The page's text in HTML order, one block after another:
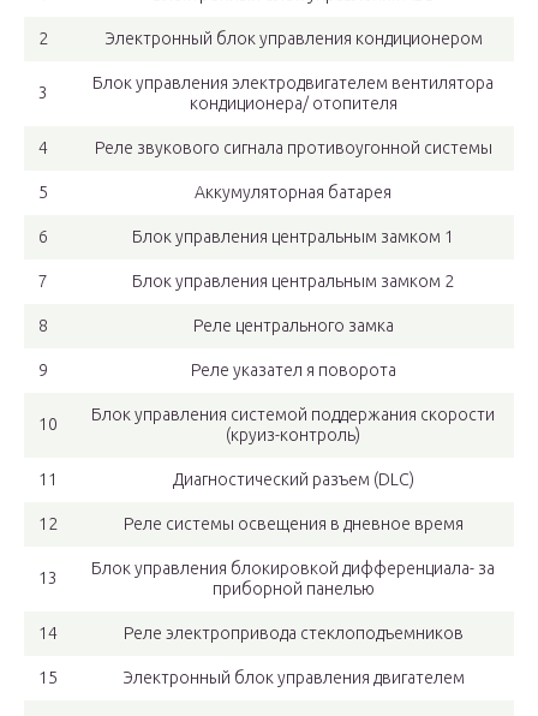
2 Электронный блок управления кондиционером
3
Блок управления электродвигателем вентилятора
кондиционера/ отопителя
4 Реле звукового сигнала противоугонной системы
5 Аккумуляторная батарея
6 Блок управления центральным замком 1
7 Блок управления центральным замком 2
8 Реле центрального замка
9 Реле указател я поворота
10
Блок управления системой поддержания скорости
(круиз-контроль)
11 Диагностический разъем (DLC)
12 Реле системы освещения в дневное время
13
Блок управления блокировкой дифференциала- за
приборной панелью
14 Реле электропривода стеклоподъемников
15 Электронный блок управления двигателем